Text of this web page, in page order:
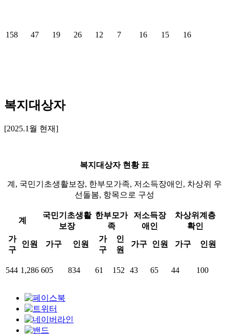
158 47 19 26 12 7 16 15 16
복지대상자
[2025.1월 현재]
복지대상자 현황 표
계, 국민기초생활보장, 한부모가족, 저소득장애인, 차상위 우
선돌봄, 항목으로 구성
계
국민기초생활
보장
한부모가
족
저소득장
애인
차상위계층
확인
가
구
인원 가구 인원
가
구
인
원
가구 인원 가구 인원
544 1,286 605 834 61 152 43 65 44 100